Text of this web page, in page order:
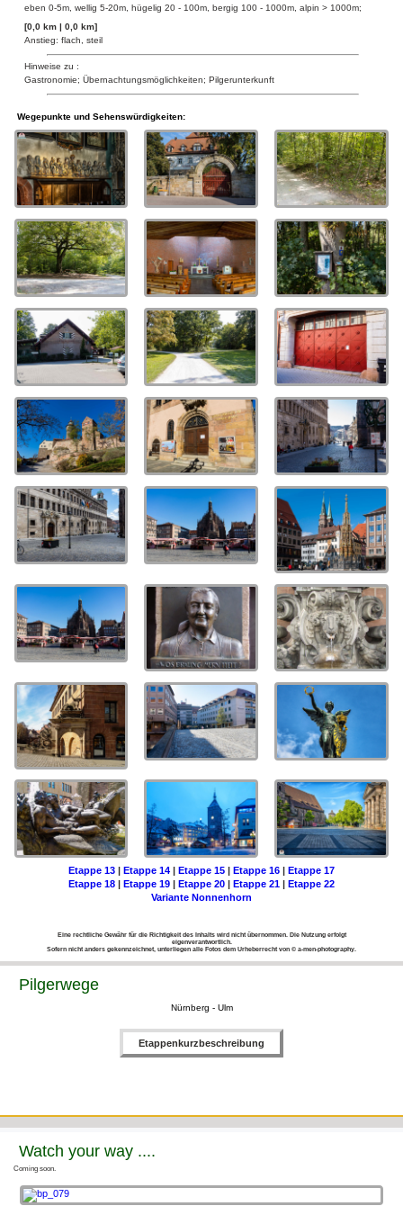
eben 0-5m, wellig 5-20m, hügelig 20 - 100m, bergig 100 - 1000m, alpin > 1000m;
[0,0 km | 0,0 km]
Anstieg: flach, steil
Hinweise zu :
Gastronomie; Übernachtungsmöglichkeiten; Pilgerunterkunft
Wegepunkte und Sehenswürdigkeiten:
Etappe 13 | Etappe 14 | Etappe 15 | Etappe 16 | Etappe 17
Etappe 18 | Etappe 19 | Etappe 20 | Etappe 21 | Etappe 22
Variante Nonnenhorn
Eine rechtliche Gewähr für die Richtigkeit des Inhalts wird nicht übernommen. Die Nutzung erfolgt
eigenverantwortlich.
Sofern nicht anders gekennzeichnet, unterliegen alle Fotos dem Urheberrecht von © a-men-photography.
Pilgerwege
Nürnberg - Ulm
Etappenkurzbeschreibung
Watch your way ....
Coming soon.